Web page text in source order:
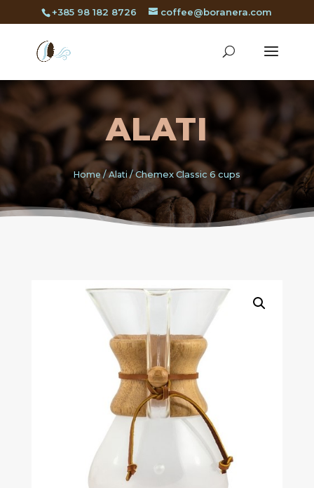
+385 98 182 8726 coffee@boranera.com
ALATI
Home/Alati/ Chemex Classic 6 cups